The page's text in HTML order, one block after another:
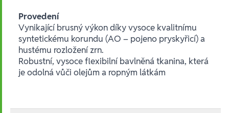
Provedení
Vynikající brusný výkon díky vysoce kvalitnímu
syntetickému korundu (AO – pojeno pryskyřicí) a
hustému rozložení zrn.
Robustní, vysoce flexibilní bavlněná tkanina, která
je odolná vůči olejům a ropným látkám